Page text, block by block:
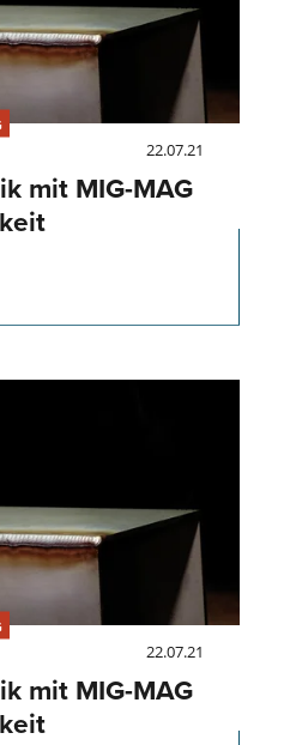
22.07.21
mit MIG-MAG
22.07.21
mit MIG-MAG